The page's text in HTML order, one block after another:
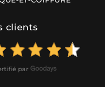
clients
par